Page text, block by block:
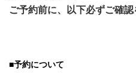
ご予約前に、以下必ずご確認
■予約について